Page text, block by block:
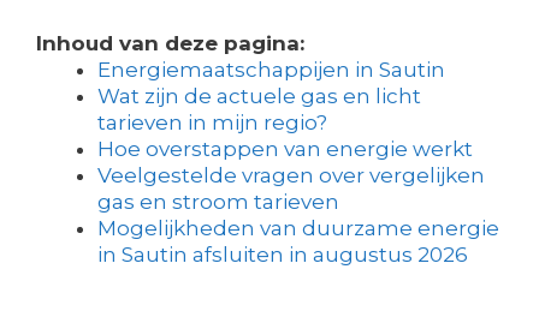
Inhoud van deze pagina:
Energiemaatschappijen in Sautin
Wat zijn de actuele gas en licht
tarieven in mijn regio?
Hoe overstappen van energie werkt
Veelgestelde vragen over vergelijken
gas en stroom tarieven
Mogelijkheden van duurzame energie
in Sautin afsluiten in augustus 2026